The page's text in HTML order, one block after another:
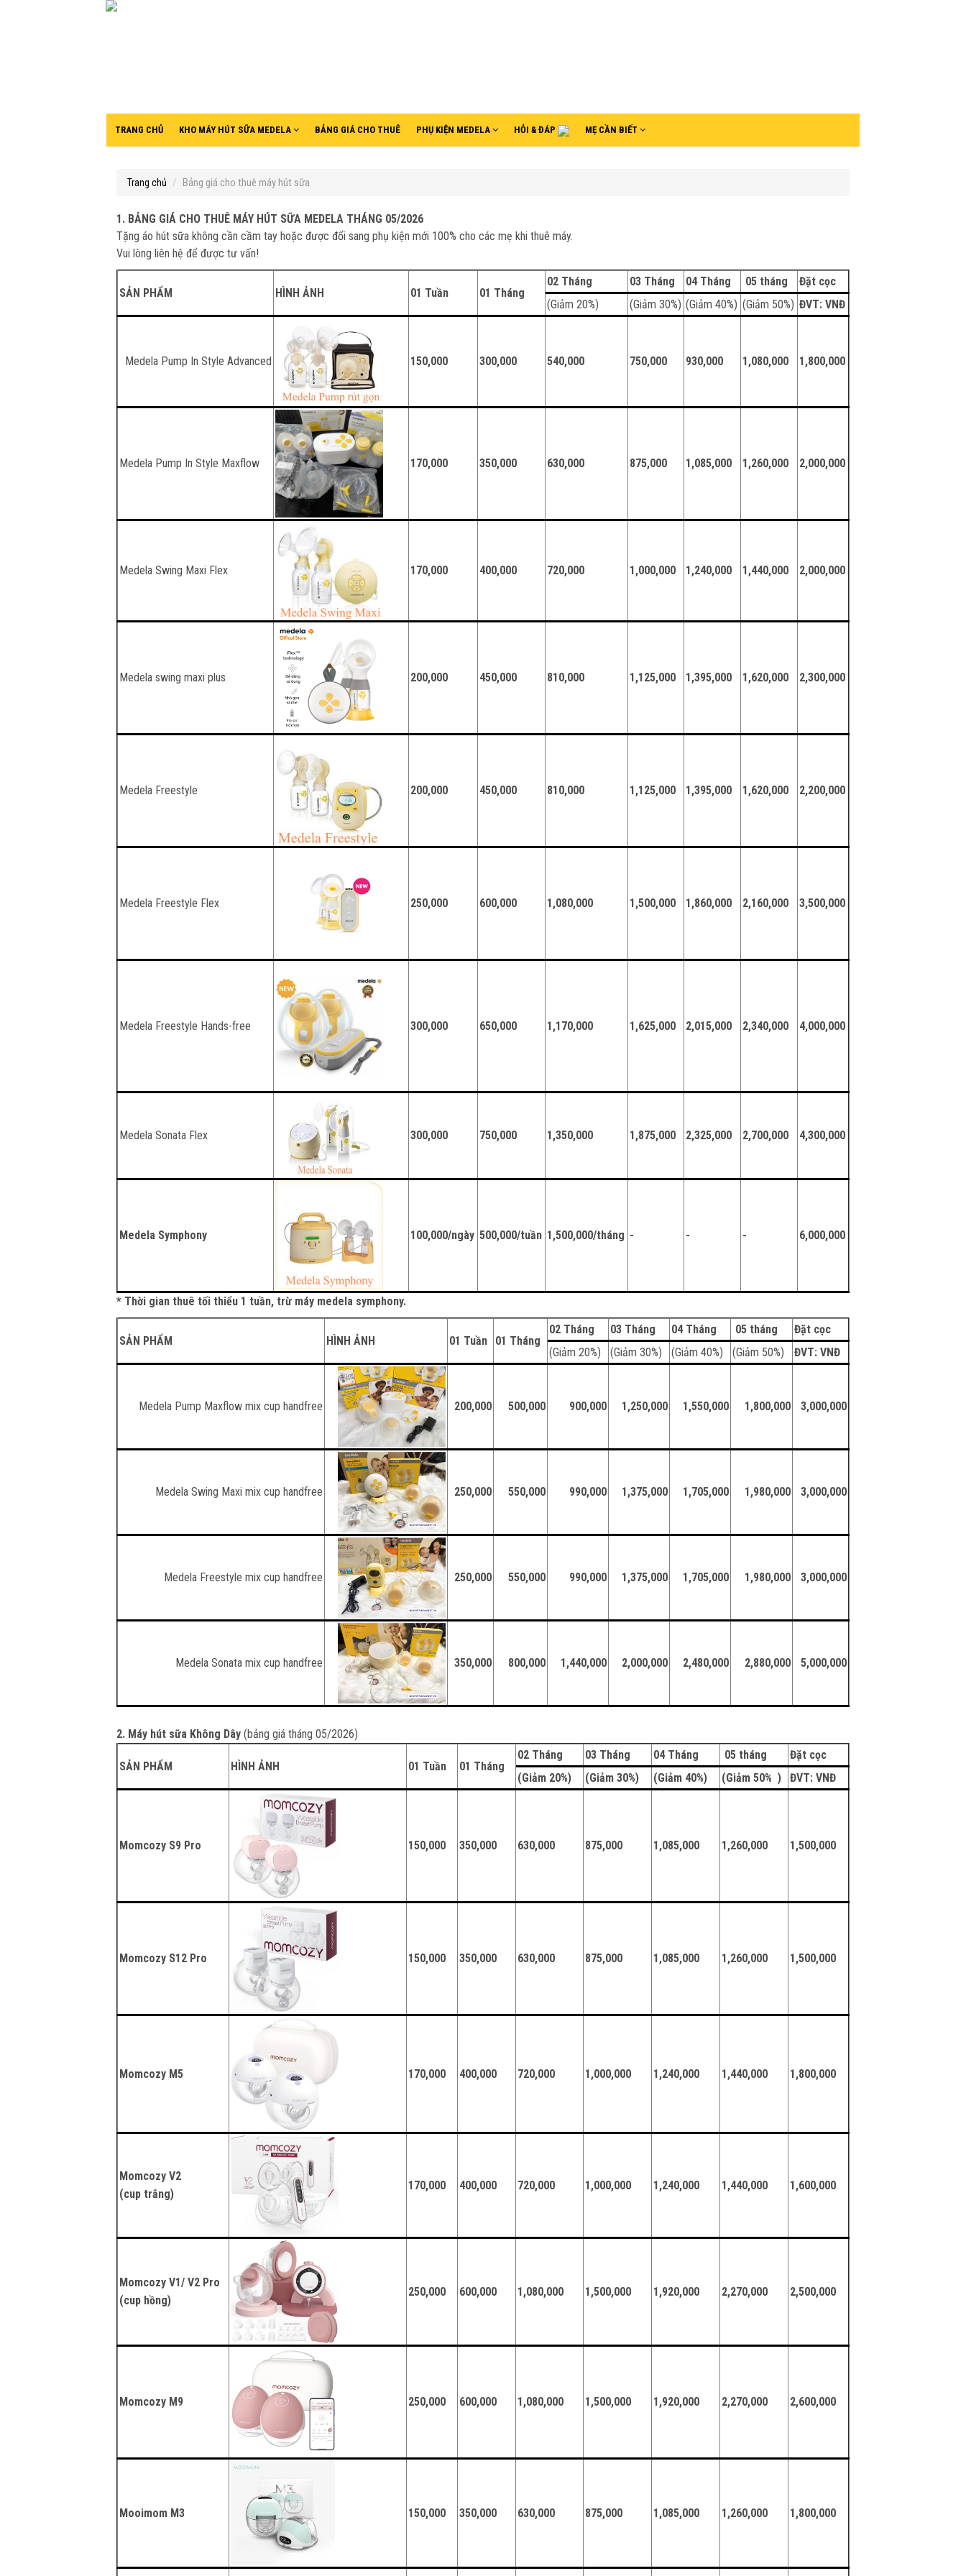
TRANG CHỦ KHO MÁY HÚT SỮA MEDELA BẢNG GIÁ CHO THUÊ PHỤ KIỆN MEDELA HỎI & ĐÁP MẸ CẦN BIẾT
Trang chủ Bảng giá cho thuê máy hút sữa
1. BẢNG GIÁ CHO THUÊ MÁY HÚT SỮA MEDELA THÁNG 05/2026
Tặng áo hút sữa không cần cầm tay hoặc được đổi sang phụ kiện mới 100% cho các mẹ khi thuê máy.
Vui lòng liên hệ để được tư vấn!
SẢN PHẨM HÌNH ẢNH 01 Tuần 01 Tháng
02 Tháng 03 Tháng 04 Tháng 05 tháng
Đặt cọc
(Giảm 20%)
(Giảm 30%) (Giảm 40%) (Giảm 50%) ĐVT: VNĐ
Medela Pump In Style Advanced 150,000 300,000 540,000 750,000 930,000 1,080,000 1,800,000
Medela Pump In Style Maxflow 170,000 350,000 630,000 875,000 1,085,000 1,260,000 2,000,000
Medela Swing Maxi Flex 170,000 400,000 720,000 1,000,000 1,240,000 1,440,000 2,000,000
Medela swing maxi plus 200,000 450,000 810,000 1,125,000 1,395,000 1,620,000 2,300,000
Medela Freestyle 200,000 450,000 810,000 1,125,000 1,395,000 1,620,000 2,200,000
Medela Freestyle Flex 250,000 600,000 1,080,000 1,500,000 1,860,000 2,160,000 3,500,000
Medela Freestyle Hands-free 300,000 650,000 1,170,000 1,625,000 2,015,000 2,340,000 4,000,000
Medela Sonata Flex 300,000 750,000 1,350,000 1,875,000 2,325,000 2,700,000 4,300,000
Medela Symphony 100,000/ngày 500,000/tuần 1,500,000/tháng - - - 6,000,000
* Thời gian thuê tối thiểu 1 tuần, trừ máy medela symphony.
SẢN PHẨM HÌNH ẢNH 01 Tuần 01 Tháng
02 Tháng 03 Tháng 04 Tháng 05 tháng
Đặt cọc
(Giảm 20%)
(Giảm 30%) (Giảm 40%) (Giảm 50%) ĐVT: VNĐ
Medela Pump Maxflow mix cup handfree 200,000 500,000 900,000 1,250,000 1,550,000 1,800,000 3,000,000
Medela Swing Maxi mix cup handfree 250,000 550,000 990,000 1,375,000 1,705,000 1,980,000 3,000,000
Medela Freestyle mix cup handfree 250,000 550,000 990,000 1,375,000 1,705,000 1,980,000 3,000,000
Medela Sonata mix cup handfree 350,000 800,000 1,440,000 2,000,000 2,480,000 2,880,000 5,000,000
2. Máy hút sữa Không Dây (bảng giá tháng 05/2026)
SẢN PHẨM HÌNH ẢNH 01 Tuần 01 Tháng
02 Tháng 03 Tháng 04 Tháng 05 tháng
Đặt cọc
(Giảm 20%)
(Giảm 30%) (Giảm 40%) (Giảm 50% ) ĐVT: VNĐ
Momcozy S9 Pro 150,000 350,000 630,000 875,000 1,085,000 1,260,000 1,500,000
Momcozy S12 Pro 150,000 350,000 630,000 875,000 1,085,000 1,260,000 1,500,000
Momcozy M5 170,000 400,000 720,000 1,000,000 1,240,000 1,440,000 1,800,000
Momcozy V2
(cup trắng)
170,000 400,000 720,000 1,000,000 1,240,000 1,440,000 1,600,000
Momcozy V1/ V2 Pro
(cup hồng)
250,000 600,000 1,080,000 1,500,000 1,920,000 2,270,000 2,500,000
Momcozy M9 250,000 600,000 1,080,000 1,500,000 1,920,000 2,270,000 2,600,000
Mooimom M3 150,000 350,000 630,000 875,000 1,085,000 1,260,000 1,800,000